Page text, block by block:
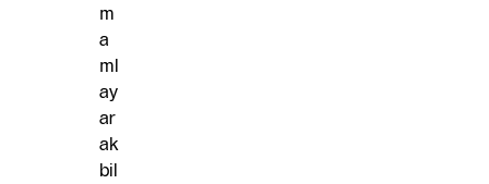
m
a
ml
ay
ar
ak
bil